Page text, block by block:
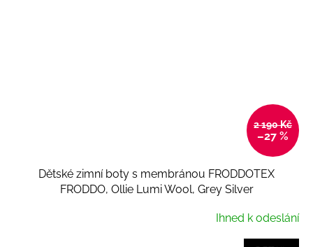
2 190 Kč
–27 %
Dětské zimní boty s membránou FRODDOTEX
FRODDO, Ollie Lumi Wool, Grey Silver
Ihned k odeslání